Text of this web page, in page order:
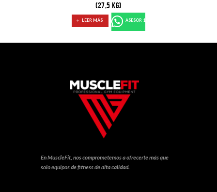
(27,5 KG)
LEER MÁS ASESOR 1
En MuscleFit, nos comprometemos a ofrecerte más que
solo equipos de fitness de alta calidad.